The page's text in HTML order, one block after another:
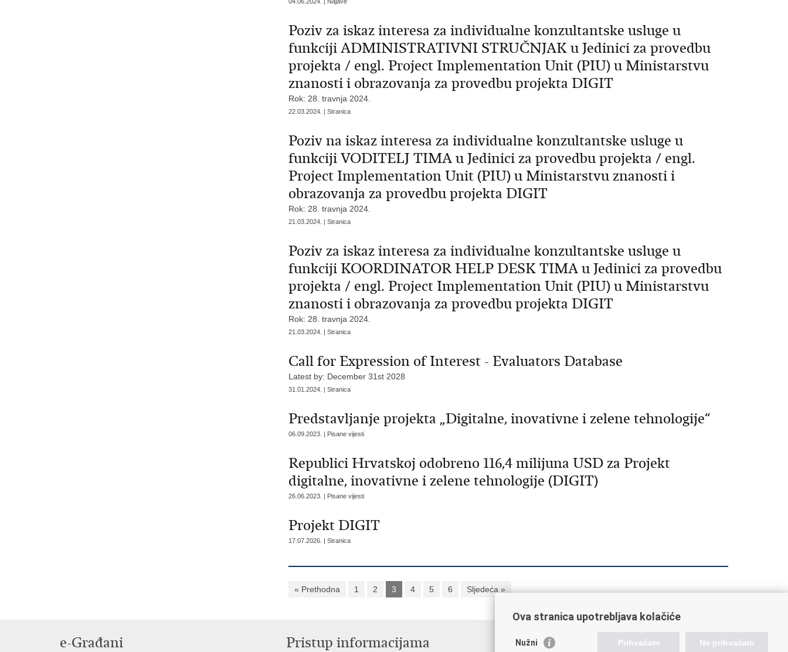
Poziv za iskaz interesa za individualne konzultantske usluge u
funkciji ADMINISTRATIVNI STRUČNJAK u Jedinici za provedbu
projekta / engl. Project Implementation Unit (PIU) u Ministarstvu
znanosti i obrazovanja za provedbu projekta DIGIT
Rok: 28. travnja 2024.
22.03.2024. | Stranica
Poziv na iskaz interesa za individualne konzultantske usluge u
funkciji VODITELJ TIMA u Jedinici za provedbu projekta / engl.
Project Implementation Unit (PIU) u Ministarstvu znanosti i
obrazovanja za provedbu projekta DIGIT
Rok: 28. travnja 2024.
21.03.2024. | Stranica
Poziv za iskaz interesa za individualne konzultantske usluge u
funkciji KOORDINATOR HELP DESK TIMA u Jedinici za provedbu
projekta / engl. Project Implementation Unit (PIU) u Ministarstvu
znanosti i obrazovanja za provedbu projekta DIGIT
Rok: 28. travnja 2024.
21.03.2024. | Stranica
Call for Expression of Interest - Evaluators Database
Latest by: December 31st 2028
31.01.2024. | Stranica
Predstavljanje projekta „Digitalne, inovativne i zelene tehnologije“
06.09.2023. | Pisane vijesti
Republici Hrvatskoj odobreno 116,4 milijuna USD za Projekt
digitalne, inovativne i zelene tehnologije (DIGIT)
26.06.2023. | Pisane vijesti
Projekt DIGIT
17.07.2026. | Stranica
« Prethodna 1 2 3 4 5 6 Sljedeća »
e-Građani Pristup informacijama Korisne poveznice
Ova stranica upotrebljava kolačiće
Nužni Prihvaćam Ne prihvaćam